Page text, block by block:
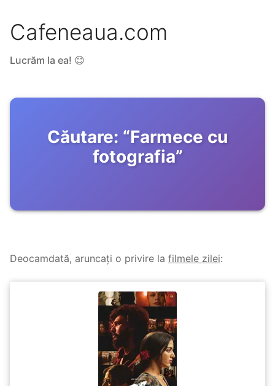
Cafeneaua.com
Lucrăm la ea! 😊
Căutare: “Farmece cu
fotografia”
Deocamdată, aruncați o privire la filmele zilei: